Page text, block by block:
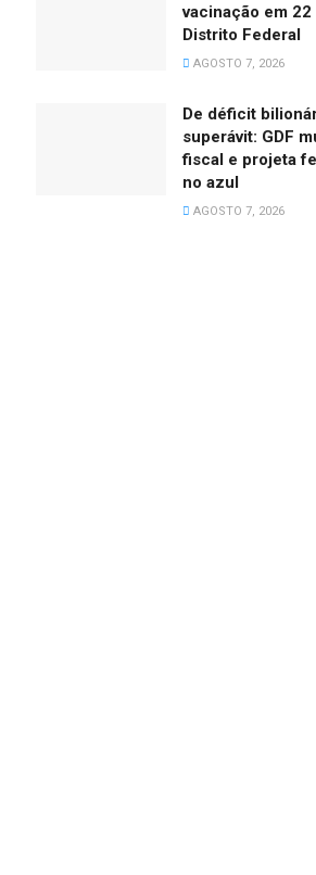
vacinação em
Distrito Federal
AGOSTO 7, 2026
De déficit
superávit: GDF
fiscal e projeta
no azul
AGOSTO 7, 2026